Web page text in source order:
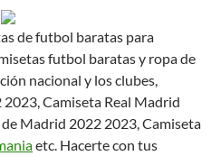
de futbol baratas para
futbol baratas y ropa de
nacional y los clubes,
Camiseta Real Madrid
Madrid 2022 2023, Camiseta
etc. Hacerte con tus